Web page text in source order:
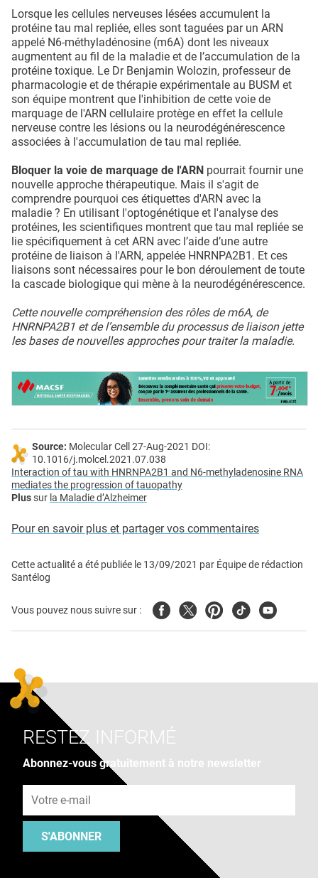
Lorsque les cellules nerveuses lésées accumulent la
protéine tau mal repliée, elles sont taguées par un ARN
appelé N6-méthyladénosine (m6A) dont les niveaux
augmentent au fil de la maladie et de l’accumulation de la
protéine toxique. Le Dr Benjamin Wolozin, professeur de
pharmacologie et de thérapie expérimentale au BUSM et
son équipe montrent que l'inhibition de cette voie de
marquage de l'ARN cellulaire protège en effet la cellule
nerveuse contre les lésions ou la neurodégénérescence
associées à l'accumulation de tau mal repliée.
Bloquer la voie de marquage de l'ARN pourrait fournir une
nouvelle approche thérapeutique. Mais il s'agit de
comprendre pourquoi ces étiquettes d'ARN avec la
maladie ? En utilisant l'optogénétique et l'analyse des
protéines, les scientifiques montrent que tau mal repliée se
lie spécifiquement à cet ARN avec l’aide d’une autre
protéine de liaison à l'ARN, appelée HNRNPA2B1. Et ces
liaisons sont nécessaires pour le bon déroulement de toute
la cascade biologique qui mène à la neurodégénérescence.
Cette nouvelle compréhension des rôles de m6A, de
HNRNPA2B1 et de l’ensemble du processus de liaison jette
les bases de nouvelles approches pour traiter la maladie.
Source: Molecular Cell 27-Aug-2021 DOI:
10.1016/j.molcel.2021.07.038
Interaction of tau with HNRNPA2B1 and N6-methyladenosine RNA
mediates the progression of tauopathy
Plussur la Maladie d’Alzheimer
Pour en savoir plus et partager vos commentaires
Cette actualité a été publiée le 13/09/2021 par Équipe de rédaction
Santélog
Vous pouvez nous suivre sur : FacebookTwitterPinterest
TiktokYoutube
RESTEZ INFORMÉ
Abonnez-vous gratuitement à notre newsletter
S'ABONNER